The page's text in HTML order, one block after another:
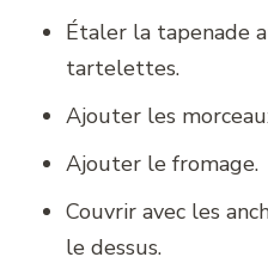
Étaler la tapenade
tartelettes.
Ajouter les
Ajouter le fromage.
Couvrir avec les
le dessus.